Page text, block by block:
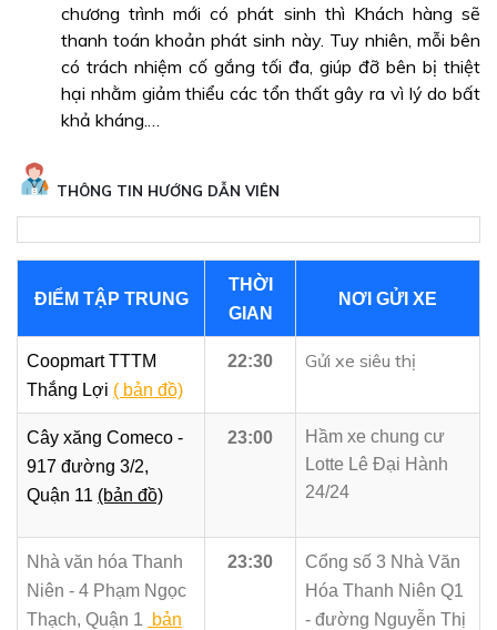
chương trình mới có phát sinh thì Khách hàng sẽ
thanh toán khoản phát sinh này. Tuy nhiên, mỗi bên
có trách nhiệm cố gắng tối đa, giúp đỡ bên bị thiệt
hại nhằm giảm thiểu các tổn thất gây ra vì lý do bất
khả kháng.…
THÔNG TIN HƯỚNG DẪN VIÊN
ĐIỂM TẬP TRUNG
THỜI
GIAN
NƠI GỬI XE
Coopmart TTTM
Thắng Lợi ( bản đồ)
22:30 Gửi xe siêu thị
Cây xăng Comeco -
917 đường 3/2,
Quận 11 (bản đồ)
23:00
Hầm xe chung cư
Lotte Lê Đại Hành
24/24
Nhà văn hóa Thanh
Niên - 4 Phạm Ngọc
Thạch, Quận 1
bản
23:30
Cổng số 3 Nhà Văn
Hóa Thanh Niên Q1
- đường Nguyễn Thị